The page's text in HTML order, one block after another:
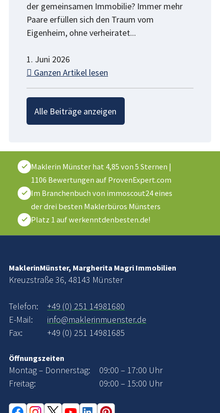
der gemeinsamen Immobilie? Immer mehr
Paare erfüllen sich den Traum vom
Eigenheim, ohne verheiratet...
1. Juni 2026
Ganzen Artikel lesen
Alle Beiträge anzeigen
Maklerin Münster hat 4,85 von 5 Sternen |
1106 Bewertungen auf ProvenExpert.com
Im Branchenbuch von immoscout24 eines
der drei besten Maklerbüros Münsters
Platz 1 auf werkenntdenbesten.de!
MaklerinMünster, Margherita Magri Immobilien
Kreuzstraße 36, 48143 Münster
Telefon:
+49 (0) 251 14981680
E-Mail:
info@maklerinmuenster.de
Fax:
+49 (0) 251 14981685
Öffnungszeiten
Montag – Donnerstag:
09:00 – 17:00 Uhr
Freitag:
09:00 – 15:00 Uhr